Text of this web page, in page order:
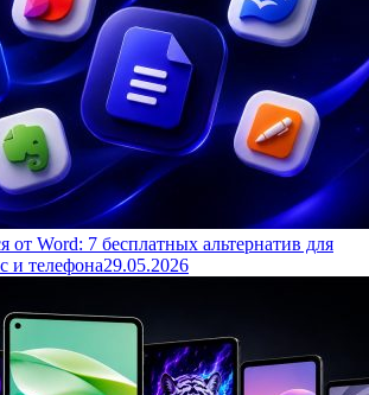
от Word: 7 бесплатных альтернатив для
и телефона29.05.2026